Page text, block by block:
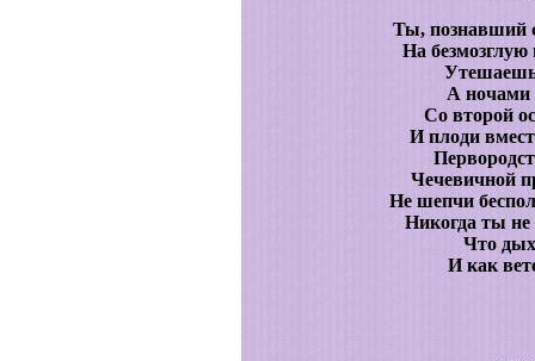
Ты, познавший
На
А ночами
Со второй
И плоди
Чечевичной
Не шепчи
Никогда ты
Что
И как